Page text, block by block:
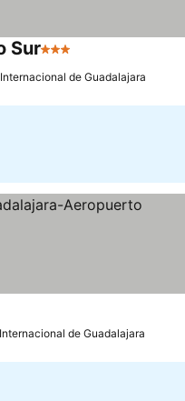
Sur3 Estrellas
de Guadalajara
de Guadalajara